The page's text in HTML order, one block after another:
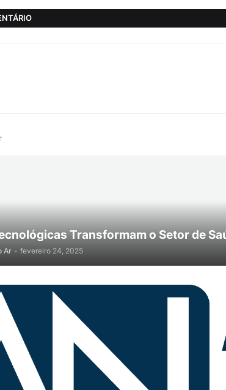
Transformam o Setor de
Ar - fevereiro 24, 2025